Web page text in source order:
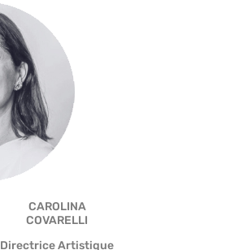
CAROLINA
COVARELLI
Directrice Artistique